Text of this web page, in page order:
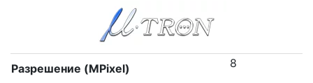
Разрешение (MPixel) 8